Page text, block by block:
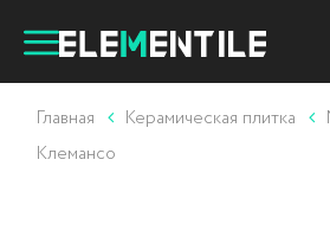
Главная Керамическая плитка
Клемансо